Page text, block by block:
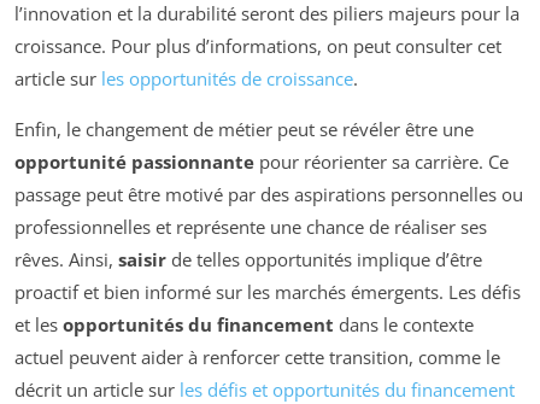
l’innovation et la durabilité seront des piliers majeurs pour la
croissance. Pour plus d’informations, on peut consulter cet
article sur les opportunités de croissance.
Enfin, le changement de métier peut se révéler être une
opportunité passionnante pour réorienter sa carrière. Ce
passage peut être motivé par des aspirations personnelles ou
professionnelles et représente une chance de réaliser ses
rêves. Ainsi, saisir de telles opportunités implique d’être
proactif et bien informé sur les marchés émergents. Les défis
et les opportunités du financement dans le contexte
actuel peuvent aider à renforcer cette transition, comme le
décrit un article sur les défis et opportunités du financement